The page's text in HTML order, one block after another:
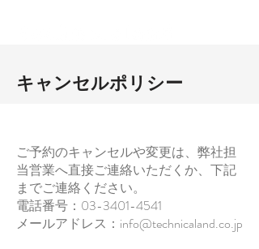
キャンセルポリシー
ご予約のキャンセルや変更は、弊社担
当営業へ直接ご連絡いただくか、下記
までご連絡ください。
電話番号：03-3401-4541
メールアドレス： info@technicaland.co.jp